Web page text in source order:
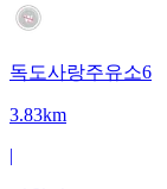
독도사랑주유소6
3.83km
|